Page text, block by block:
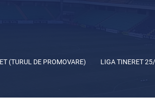
(TURUL DE PROMOVARE) LIGA TINERET